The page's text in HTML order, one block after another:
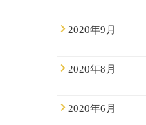
2020年9月
2020年8月
2020年6月